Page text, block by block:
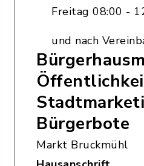
Freitag 08:00 -
und nach
Bürgerbote
Markt Bruckmühl